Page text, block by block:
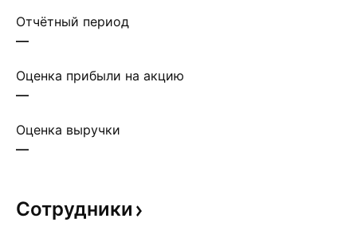
Отчётный период
—
Оценка прибыли на акцию
—
Оценка выручки
—
Сотрудники